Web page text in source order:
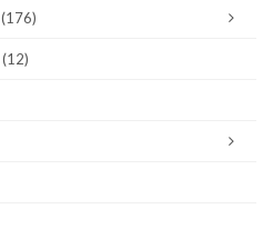
(176)
(12)